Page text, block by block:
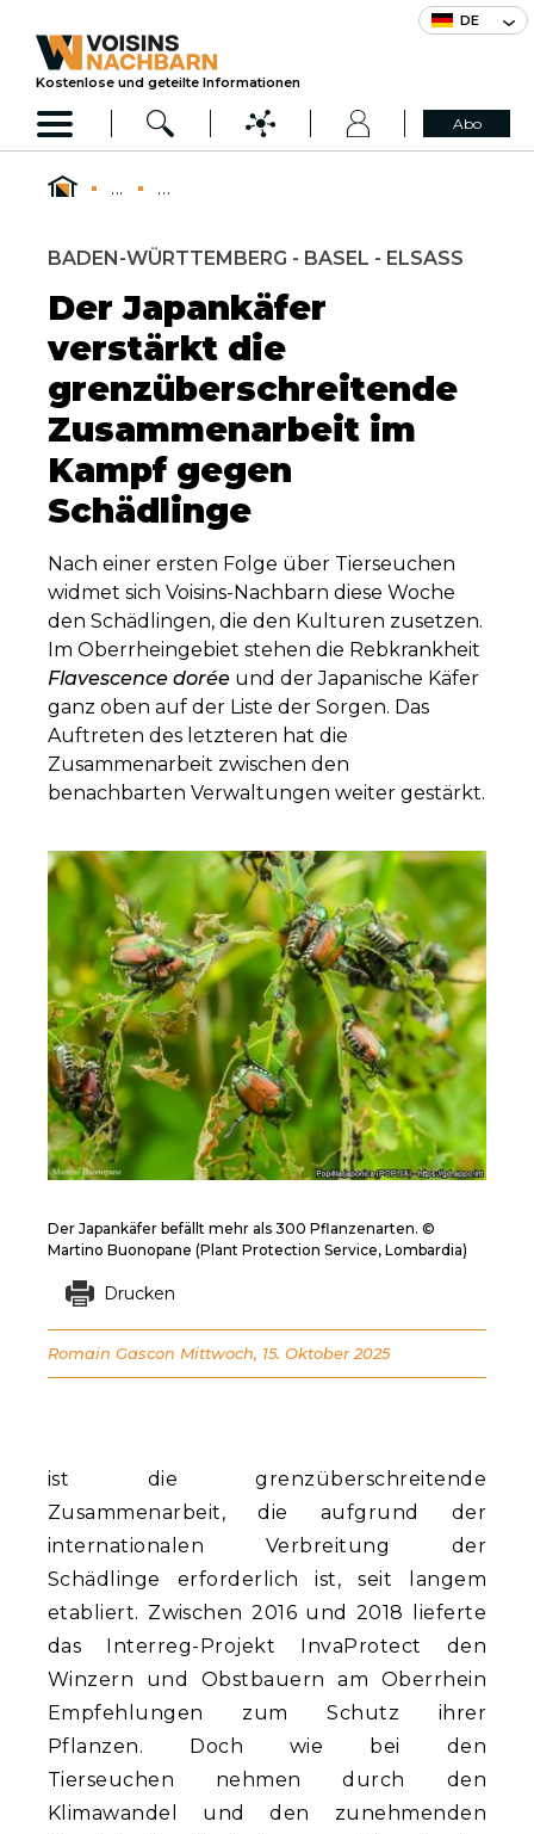
DE
Kostenlose und geteilte Informationen
Abo
... ...
BADEN-WÜRTTEMBERG - BASEL - ELSASS
Der Japankäfer
verstärkt die
grenzüberschreitende
Zusammenarbeit im
Kampf gegen
Schädlinge
Nach einer ersten Folge über Tierseuchen
widmet sich Voisins-Nachbarn diese Woche
den Schädlingen, die den Kulturen zusetzen.
Im Oberrheingebiet stehen die Rebkrankheit
Flavescence dorée und der Japanische Käfer
ganz oben auf der Liste der Sorgen. Das
Auftreten des letzteren hat die
Zusammenarbeit zwischen den
benachbarten Verwaltungen weiter gestärkt.
ist die grenzüberschreitende
Zusammenarbeit, die aufgrund der
internationalen Verbreitung der
Schädlinge erforderlich ist, seit langem
etabliert. Zwischen 2016 und 2018 lieferte
das Interreg-Projekt InvaProtect den
Winzern und Obstbauern am Oberrhein
Empfehlungen zum Schutz ihrer
Pflanzen. Doch wie bei den
Tierseuchen nehmen durch den
Klimawandel und den zunehmenden
Der Japankäfer befällt mehr als 300 Pflanzenarten. ©
Martino Buonopane (Plant Protection Service, Lombardia)
Drucken
Romain Gascon Mittwoch, 15. Oktober 2025